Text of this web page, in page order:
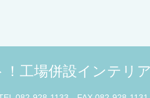
！工場併設インテリ